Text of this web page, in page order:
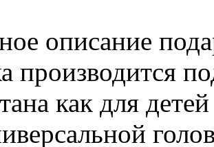
описание
производится
как для